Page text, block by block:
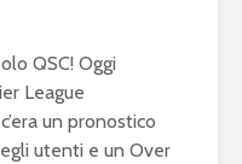
QSC! Oggi
League
un pronostico
utenti e un Over